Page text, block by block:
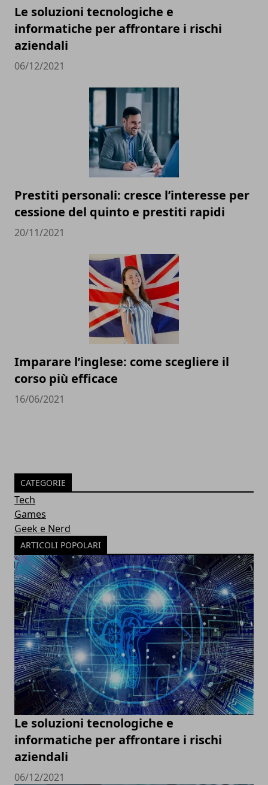
Le soluzioni tecnologiche e
informatiche per affrontare i rischi
aziendali
06/12/2021
Prestiti personali: cresce l’interesse per
cessione del quinto e prestiti rapidi
20/11/2021
Imparare l’inglese: come scegliere il
corso più efficace
16/06/2021
CATEGORIE
Tech
Games
Geek e Nerd
ARTICOLI POPOLARI
Le soluzioni tecnologiche e
informatiche per affrontare i rischi
aziendali
06/12/2021